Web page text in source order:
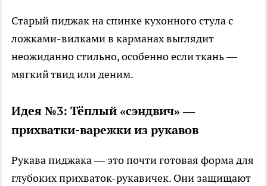
Старый пиджак на спинке кухонного стула с
ложками-вилками в карманах выглядит
неожиданно стильно, особенно если ткань —
мягкий твид или деним.
Идея №3: Тёплый «сэндвич» —
прихватки-варежки из рукавов
Рукава пиджака — это почти готовая форма для
глубоких прихваток-рукавичек. Они защищают